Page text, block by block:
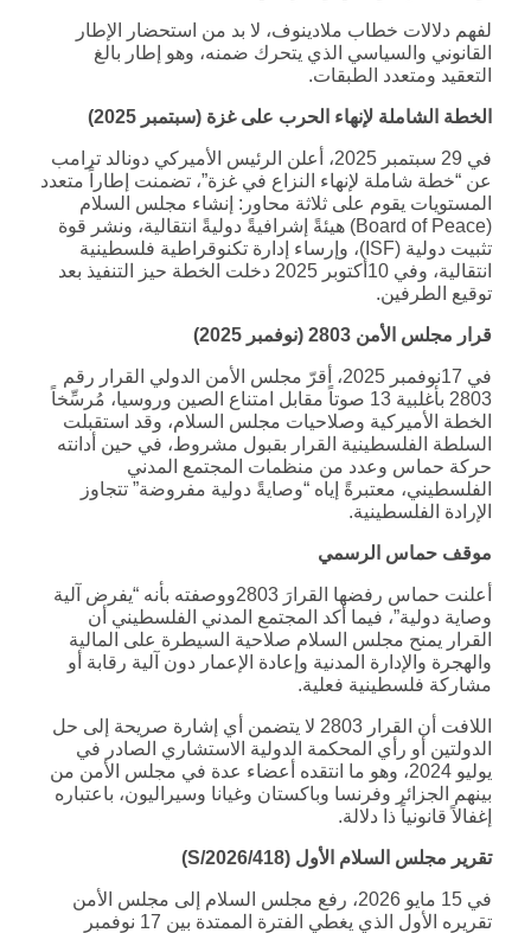
لفهم دلالات خطاب ملادينوف، لا بد من استحضار الإطار
القانوني والسياسي الذي يتحرك ضمنه، وهو إطار بالغ
التعقيد ومتعدد الطبقات.
الخطة الشاملة لإنهاء الحرب على غزة (سبتمبر 2025)
في 29 سبتمبر 2025، أعلن الرئيس الأميركي دونالد ترامب
عن “خطة شاملة لإنهاء النزاع في غزة”، تضمنت إطاراً متعدد
المستويات يقوم على ثلاثة محاور: إنشاء مجلس السلام
(Board of Peace) هيئةً إشرافيةً دوليةً انتقالية، ونشر قوة
تثبيت دولية (ISF)، وإرساء إدارة تكنوقراطية فلسطينية
انتقالية، وفي 10أكتوبر 2025 دخلت الخطة حيز التنفيذ بعد
توقيع الطرفين.
قرار مجلس الأمن 2803 (نوفمبر 2025)
في 17نوفمبر 2025، أقرّ مجلس الأمن الدولي القرار رقم
2803 بأغلبية 13 صوتاً مقابل امتناع الصين وروسيا، مُرسِّخاً
الخطة الأميركية وصلاحيات مجلس السلام، وقد استقبلت
السلطة الفلسطينية القرار بقبول مشروط، في حين أدانته
حركة حماس وعدد من منظمات المجتمع المدني
الفلسطيني، معتبرةً إياه “وصايةً دولية مفروضة” تتجاوز
الإرادة الفلسطينية.
موقف حماس الرسمي
أعلنت حماس رفضها القرارَ 2803ووصفته بأنه “يفرض آلية
وصاية دولية”، فيما أكد المجتمع المدني الفلسطيني أن
القرار يمنح مجلس السلام صلاحية السيطرة على المالية
والهجرة والإدارة المدنية وإعادة الإعمار دون آلية رقابة أو
مشاركة فلسطينية فعلية.
اللافت أن القرار 2803 لا يتضمن أي إشارة صريحة إلى حل
الدولتين أو رأي المحكمة الدولية الاستشاري الصادر في
يوليو 2024، وهو ما انتقده أعضاء عدة في مجلس الأمن من
بينهم الجزائر وفرنسا وباكستان وغيانا وسيراليون، باعتباره
إغفالاً قانونياً ذا دلالة.
تقرير مجلس السلام الأول (S/2026/418
)
في 15 مايو 2026، رفع مجلس السلام إلى مجلس الأمن
تقريره الأول الذي يغطي الفترة الممتدة بين 17 نوفمبر